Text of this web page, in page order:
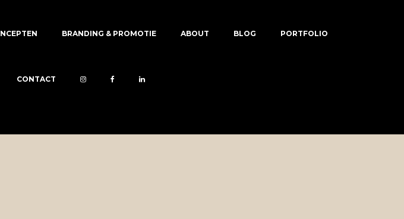
BRANDING & PROMOTIE ABOUT BLOG PORTFOLIO
CONTACT